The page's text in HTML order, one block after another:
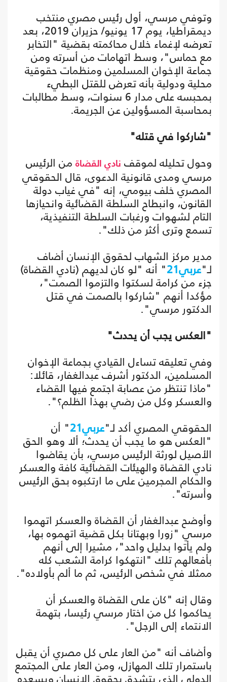
وتوفي مرسي، أول رئيس مصري منتخب
ديمقراطيا، يوم 17 يونيو/ حزيران 2019، بعد
تعرضه لإغماء خلال محاكمته بقضية "التخابر
مع حماس"، وسط اتهامات من أسرته ومن
جماعة الإخوان المسلمين ومنظمات حقوقية
محلية ودولية بأنه تعرض للقتل البطيء
بمحبسه على مدار 6 سنوات، وسط مطالبات
بمحاسبة المسؤولين عن الجريمة.
"شاركوا في قتله"
وحول تحليله لموقف نادي القضاة من الرئيس
مرسي ومدى قانونية الدعوى، قال الحقوقي
المصري خلف بيومي، إنه "في غياب دولة
القانون، وانبطاح السلطة القضائية وانحيازها
التام لشهوات ورغبات السلطة التنفيذية،
تسمع وترى أكثر من ذلك".
مدير مركز الشهاب لحقوق الإنسان أضاف
لـ"عربي21 " أنه "لو كان لديهم (نادي القضاة)
جزء من كرامة لسكتوا والتزموا الصمت"،
مؤكدا أنهم "شاركوا بالصمت في قتل
الدكتور مرسي".
"العكس يجب أن يحدث"
وفي تعليقه تساءل القيادي بجماعة الإخوان
المسلمين، الدكتور أشرف عبدالغفار، قائلا:
"ماذا تنتظر من عصابة اجتمع فيها القضاء
والعسكر وكل من رضي بهذا الظلم؟".
الحقوقي المصري أكد لـ"عربي21 " أن
"العكس هو ما يجب أن يحدث؛ ألا وهو الحق
الأصيل لورثة الرئيس مرسي، بأن يقاضوا
نادي القضاة والهيئات القضائية كافة والعسكر
والحكام المجرمين على ما ارتكبوه بحق الرئيس
وأسرته".
وأوضح عبدالغفار أن القضاة والعسكر اتهموا
مرسي "زورا وبهتانا بكل قضية اتهموه بها،
ولم يأتوا بدليل واحد"، مشيرا إلى أنهم
بأفعالهم تلك "انتهكوا كرامة الشعب كله
ممثلا في شخص الرئيس، ثم ما ألم بأولاده".
وقال إنه "كان على القضاة والعسكر أن
يحاكموا كل من اختار مرسي رئيسا، بتهمة
الانتماء إلى الرجل".
وأضاف أنه "من العار على كل مصري أن يقبل
باستمرار تلك المهازل، ومن العار على المجتمع
الدولي الذي يتشدق بحقوق الإنسان ويسعده